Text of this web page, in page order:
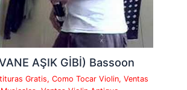
AŞIK GİBİ) Bassoon
Gratis,Como Tocar Violin,Ventas